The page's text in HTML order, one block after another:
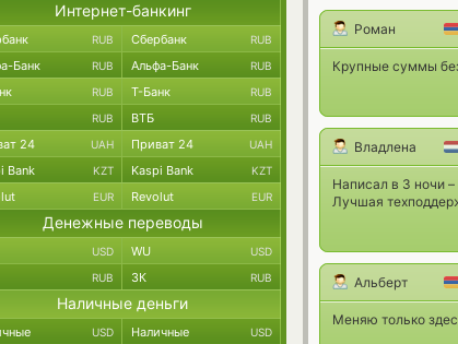
Роман
Крупные суммы
Владлена
Написал в 3 ночи
Лучшая
Альберт
Меняю только
Интернет-банкинг
RUB Сбербанк RUB
Банк RUB Альфа-Банк RUB
RUB Т-Банк RUB
RUB ВТБ RUB
24 UAH Приват 24 UAH
Bank KZT Kaspi Bank KZT
EUR Revolut EUR
Денежные переводы
USD WU USD
RUB ЗК RUB
Наличные деньги
USD Наличные USD